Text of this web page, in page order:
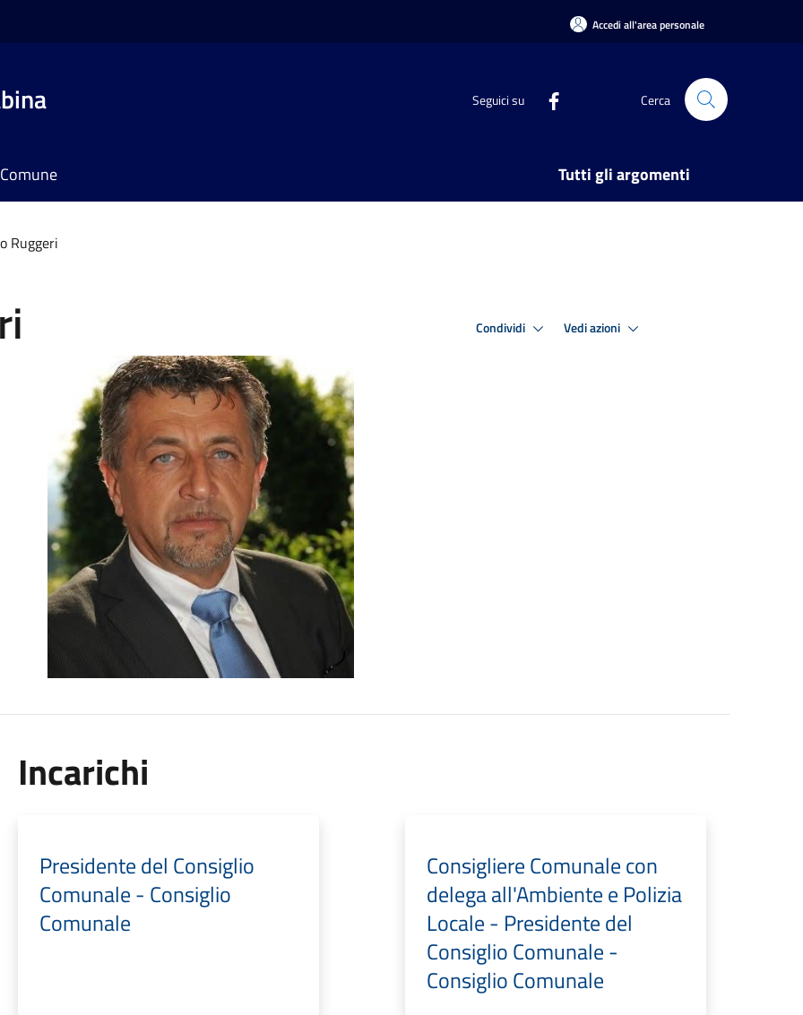
Accedi all'area personale
Seguici su Cerca
Tutti gli argomenti
Ruggeri
Condividi Vedi azioni
Incarichi
Presidente del Consiglio
Comunale - Consiglio
Comunale
Consigliere Comunale con
delega all'Ambiente e Polizia
Locale - Presidente del
Consiglio Comunale -
Consiglio Comunale